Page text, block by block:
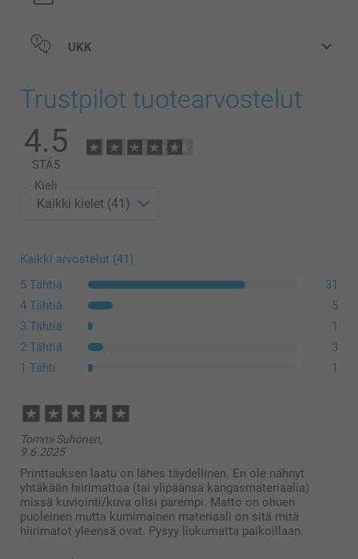
UKK
Trustpilot tuotearvostelut
4.5
STÄ5
Kieli
Kaikki arvostelut (41)
5 Tähtiä
31
4 Tähtiä
5
3 Tähtiä
1
2 Tähtiä
3
1 Tähti
1
Tommi Suhonen,
9.6.2025
Printtauksen laatu on lähes täydellinen. En ole nähnyt
yhtäkään hiirimattoa (tai ylipäänsä kangasmateriaalia)
missä kuviointi/kuva olisi parempi. Matto on ohuen
puoleinen mutta kumimainen materiaali on sitä mitä
hiirimatot yleensä ovat. Pysyy liukumatta paikoillaan.